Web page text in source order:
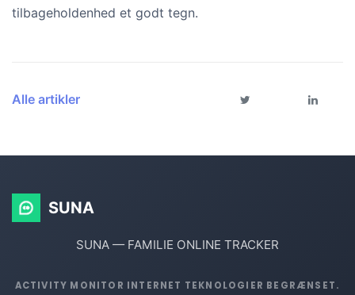
tilbageholdenhed et godt tegn.
Alle artikler
SUNA
SUNA — FAMILIE ONLINE TRACKER
ACTIVITY MONITOR INTERNET TEKNOLOGIER BEGRÆNSET.